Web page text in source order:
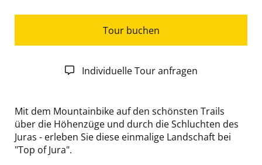
Tour buchen
Individuelle Tour anfragen
Mit dem Mountainbike auf den schönsten Trails
über die Höhenzüge und durch die Schluchten des
Juras - erleben Sie diese einmalige Landschaft bei
"Top of Jura".